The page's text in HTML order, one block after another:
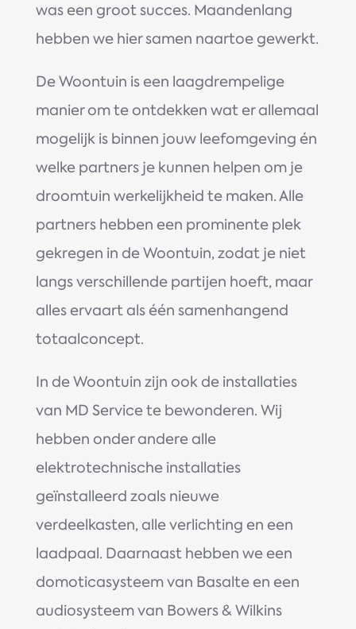
was een groot succes. Maandenlang
hebben we hier samen naartoe gewerkt.
De Woontuin is een laagdrempelige
manier om te ontdekken wat er allemaal
mogelijk is binnen jouw leefomgeving én
welke partners je kunnen helpen om je
droomtuin werkelijkheid te maken. Alle
partners hebben een prominente plek
gekregen in de Woontuin, zodat je niet
langs verschillende partijen hoeft, maar
alles ervaart als één samenhangend
totaalconcept.
In de Woontuin zijn ook de installaties
van MD Service te bewonderen. Wij
hebben onder andere alle
elektrotechnische installaties
geïnstalleerd zoals nieuwe
verdeelkasten, alle verlichting en een
laadpaal. Daarnaast hebben we een
domoticasysteem van Basalte en een
audiosysteem van Bowers & Wilkins